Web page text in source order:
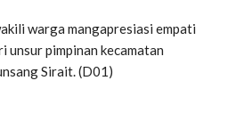
warga mangapresiasi empati
unsur pimpinan kecamatan
Sirait. (D01)